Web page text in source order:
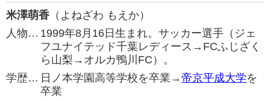
米澤萌香 （よねざわ もえか）
人物… 1999年8月16日生まれ。サッカー選手（ジェ
フユナイテッド千葉レディース→FCふじざく
ら山梨→オルカ鴨川FC）。
学歴… 日ノ本学園高等学校を卒業→帝京平成大学を
卒業